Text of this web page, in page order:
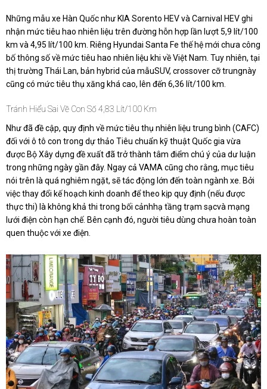
Những mẫu xe Hàn Quốc như KIA Sorento HEV và Carnival HEV ghi
nhận mức tiêu hao nhiên liệu trên đường hỗn hợp lần lượt 5,9 lít/100
km và 4,95 lít/100 km. Riêng Hyundai Santa Fe thế hệ mới chưa công
bố thông số về mức tiêu hao nhiên liệu khi về Việt Nam. Tuy nhiên, tại
thị trường Thái Lan, bản hybrid của mẫuSUV, crossover cỡ trungnày
cũng có mức tiêu thụ xăng khá cao, lên đến 6,36 lít/100 km.
Tránh Hiểu Sai Về Con Số 4,83 Lít/100 Km
Như đã đề cập, quy định về mức tiêu thụ nhiên liệu trung bình (CAFC)
đối với ô tô con trong dự thảo Tiêu chuẩn kỹ thuật Quốc gia vừa
được Bộ Xây dựng đề xuất đã trở thành tâm điểm chú ý của dư luận
trong những ngày gần đây. Ngay cả VAMA cũng cho rằng, mục tiêu
nói trên là quá nghiêm ngặt, sẽ tác động lớn đến toàn ngành xe. Bởi
việc thay đổi kế hoạch kinh doanh để theo kịp quy định (nếu được
thực thi) là không khả thi trong bối cảnhhạ tầng trạm sạcvà mạng
lưới điện còn hạn chế. Bên cạnh đó, người tiêu dùng chưa hoàn toàn
quen thuộc với xe điện.